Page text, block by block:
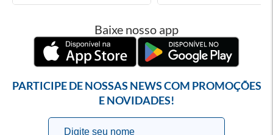
Baixe nosso app
PARTICIPE DE NOSSAS NEWS COM PROMOÇÕES
E NOVIDADES!